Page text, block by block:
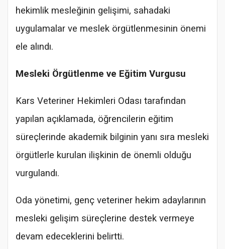
hekimlik mesleğinin gelişimi, sahadaki
uygulamalar ve meslek örgütlenmesinin önemi
ele alındı.
Mesleki Örgütlenme ve Eğitim Vurgusu
Kars Veteriner Hekimleri Odası tarafından
yapılan açıklamada, öğrencilerin eğitim
süreçlerinde akademik bilginin yanı sıra mesleki
örgütlerle kurulan ilişkinin de önemli olduğu
vurgulandı.
Oda yönetimi, genç veteriner hekim adaylarının
mesleki gelişim süreçlerine destek vermeye
devam edeceklerini belirtti.